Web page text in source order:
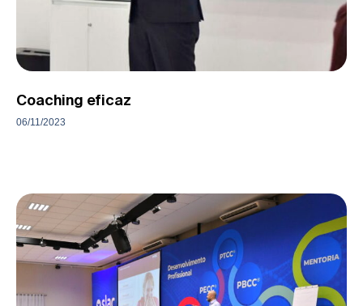
Coaching eficaz
06/11/2023